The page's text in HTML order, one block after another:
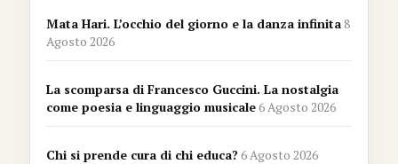
Mata Hari. L’occhio del giorno e la danza infinita8
Agosto 2026
La scomparsa di Francesco Guccini. La nostalgia
come poesia e linguaggio musicale6 Agosto 2026
Chi si prende cura di chi educa?6 Agosto 2026